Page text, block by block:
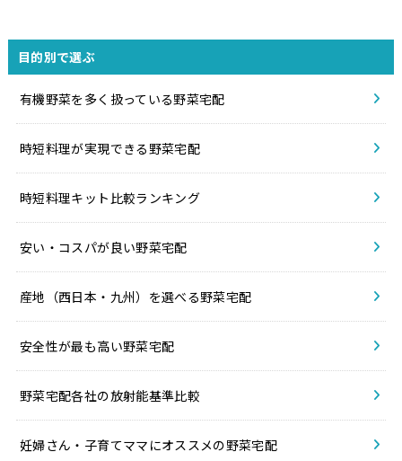
目的別で選ぶ
有機野菜を多く扱っている野菜宅配
時短料理が実現できる野菜宅配
時短料理キット比較ランキング
安い・コスパが良い野菜宅配
産地（西日本・九州）を選べる野菜宅配
安全性が最も高い野菜宅配
野菜宅配各社の放射能基準比較
妊婦さん・子育てママにオススメの野菜宅配